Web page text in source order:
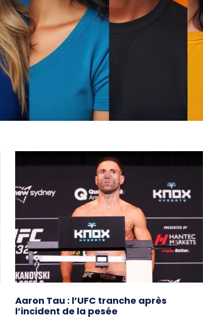
Aaron Tau : l’UFC tranche après
l’incident de la pesée